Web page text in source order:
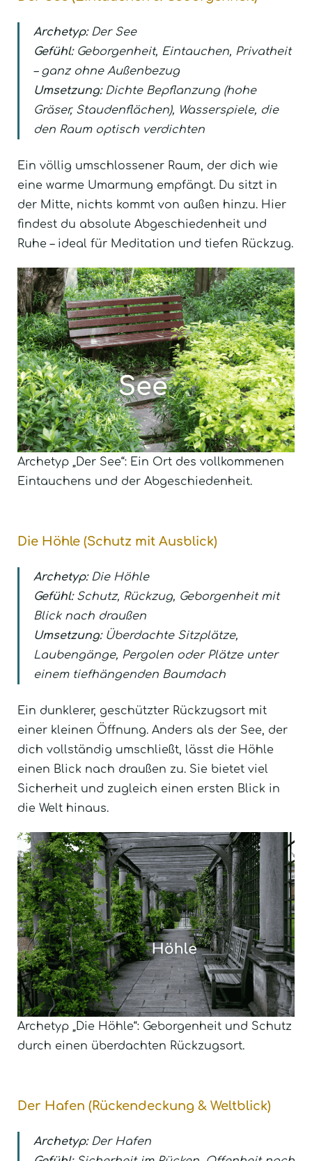
Archetyp:Der See
Gefühl:Geborgenheit, Eintauchen, Privatheit
– ganz ohne Außenbezug
Umsetzung:Dichte Bepflanzung (hohe
Gräser, Staudenflächen), Wasserspiele, die
den Raum optisch verdichten
Ein völlig umschlossener Raum, der dich wie
eine warme Umarmung empfängt. Du sitzt in
der Mitte, nichts kommt von außen hinzu. Hier
findest du absolute Abgeschiedenheit und
Ruhe – ideal für Meditation und tiefen Rückzug.
Archetyp „Der See“: Ein Ort des vollkommenen
Eintauchens und der Abgeschiedenheit.
Die Höhle (Schutz mit Ausblick)
Archetyp:Die Höhle
Gefühl:Schutz, Rückzug, Geborgenheit mit
Blick nach draußen
Umsetzung:Überdachte Sitzplätze,
Laubengänge, Pergolen oder Plätze unter
einem tiefhängenden Baumdach
Ein dunklerer, geschützter Rückzugsort mit
einer kleinen Öffnung. Anders als der See, der
dich vollständig umschließt, lässt die Höhle
einen Blick nach draußen zu. Sie bietet viel
Sicherheit und zugleich einen ersten Blick in
die Welt hinaus.
Archetyp „Die Höhle“: Geborgenheit und Schutz
durch einen überdachten Rückzugsort.
Der Hafen (Rückendeckung & Weltblick)
Archetyp:Der Hafen